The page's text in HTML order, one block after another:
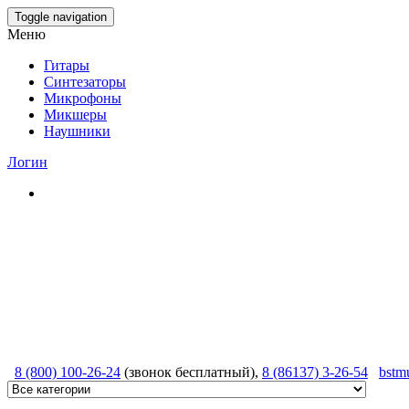
Skip
to
content
Toggle navigation
Меню
Гитары
Синтезаторы
Микрофоны
Микшеры
Наушники
Логин
8 (800) 100-26-24 (звонок бесплатный), 8 (86137) 3-26-54